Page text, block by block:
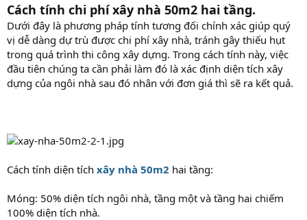
Cách tính chi phí xây nhà 50m2 hai tầng.
Dưới đây là phương pháp tính tương đối chính xác giúp quý
vị dễ dàng dự trù được chi phí xây nhà, tránh gây thiếu hụt
trong quá trình thi công xây dựng. Trong cách tính này, việc
đầu tiên chúng ta cần phải làm đó là xác định diện tích xây
dựng của ngôi nhà sau đó nhân với đơn giá thì sẽ ra kết quả.
Cách tính diện tích xây nhà 50m2 hai tầng:
Móng: 50% diện tích ngôi nhà, tầng một và tầng hai chiếm
100% diện tích nhà.